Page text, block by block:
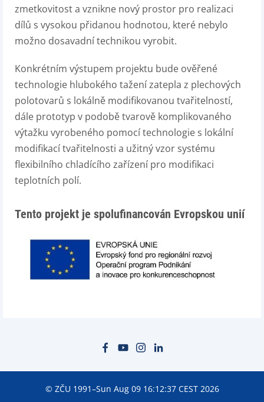
zmetkovitost a vznikne nový prostor pro realizaci
dílů s vysokou přidanou hodnotou, které nebylo
možno dosavadní technikou vyrobit.
Konkrétním výstupem projektu bude ověřené
technologie hlubokého tažení zatepla z plechových
polotovarů s lokálně modifikovanou tvařitelností,
dále prototyp v podobě tvarově komplikovaného
výtažku vyrobeného pomocí technologie s lokální
modifikací tvařitelnosti a užitný vzor systému
flexibilního chladícího zařízení pro modifikaci
teplotních polí.
Tento projekt je spolufinancován Evropskou unií
© ZČU 1991–Sun Aug 09 16:12:37 CEST 2026